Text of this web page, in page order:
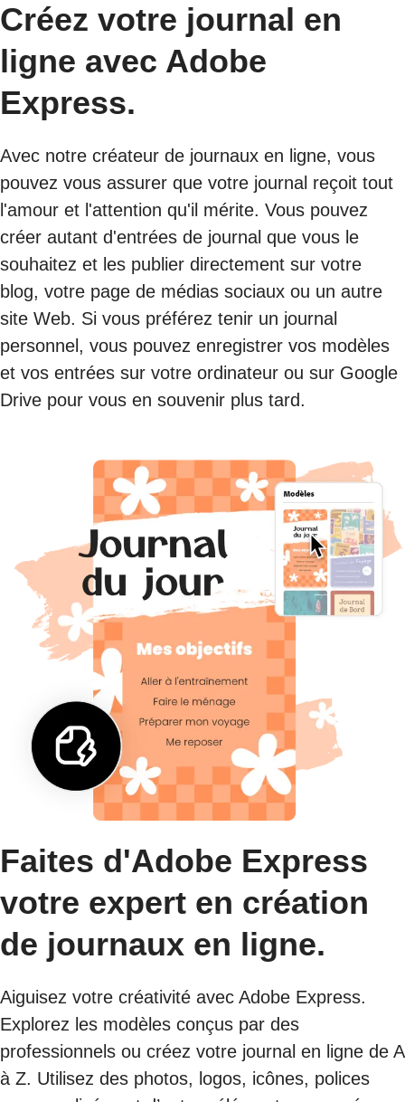
Créez votre journal en
ligne avec Adobe
Express.
Avec notre créateur de journaux en ligne, vous
pouvez vous assurer que votre journal reçoit tout
l'amour et l'attention qu'il mérite. Vous pouvez
créer autant d'entrées de journal que vous le
souhaitez et les publier directement sur votre
blog, votre page de médias sociaux ou un autre
site Web. Si vous préférez tenir un journal
personnel, vous pouvez enregistrer vos modèles
et vos entrées sur votre ordinateur ou sur Google
Drive pour vous en souvenir plus tard.
Faites d'Adobe Express
votre expert en création
de journaux en ligne.
Aiguisez votre créativité avec Adobe Express.
Explorez les modèles conçus par des
professionnels ou créez votre journal en ligne de A
à Z. Utilisez des photos, logos, icônes, polices